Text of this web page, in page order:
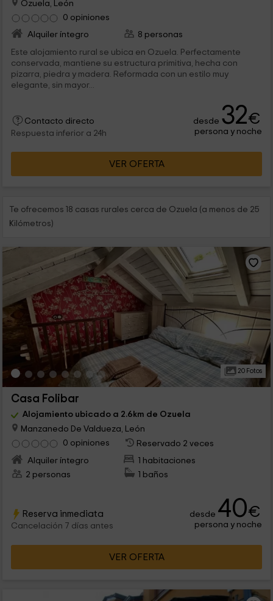
Ozuela, León
0 opiniones
Alquiler íntegro
8 personas
Este alojamiento rural se ubica en Ozuela. Perfectamente
conservada, mantiene su estructura primitiva, hecha con
pizarra, piedra y madera. Reformada con un estilo muy
elegante, sin mayor...
Contacto directo
Respuesta inferior a 24h
desde 32€
persona y noche
VER OFERTA
Te ofrecemos 18 casas rurales cerca de Ozuela (a menos de 25
Kilómetros)
20 Fotos
Casa Folibar
Alojamiento ubicado a 2.6km de Ozuela
Manzanedo De Valdueza, León
0 opiniones
Reservado 2 veces
Alquiler íntegro
1 habitaciones
2 personas
1 baños
Reserva inmediata
Cancelación 7 días antes
desde 40€
persona y noche
VER OFERTA